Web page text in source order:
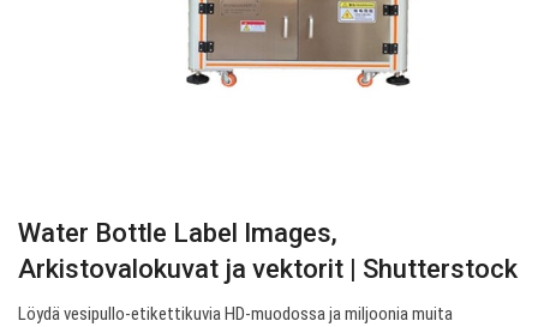
Water Bottle Label Images,
Arkistovalokuvat ja vektorit | Shutterstock
Löydä vesipullo-etikettikuvia HD-muodossa ja miljoonia muita